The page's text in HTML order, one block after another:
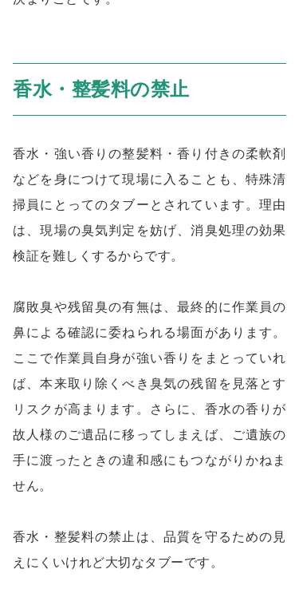
香水・整髪料の禁止
香水・強い香りの整髪料・香り付きの柔軟剤
などを身につけて現場に入ることも、特殊清
掃員にとってのタブーとされています。理由
は、現場の臭気判定を妨げ、消臭処理の効果
検証を難しくするからです。
腐敗臭や残留臭の有無は、最終的に作業員の
鼻による確認に委ねられる場面があります。
ここで作業員自身が強い香りをまとっていれ
ば、本来取り除くべき臭気の残留を見落とす
リスクが高まります。さらに、香水の香りが
故人様のご遺品に移ってしまえば、ご遺族の
手に渡ったときの違和感にもつながりかねま
せん。
香水・整髪料の禁止は、品質を守るための見
えにくいけれど大切なタブーです。